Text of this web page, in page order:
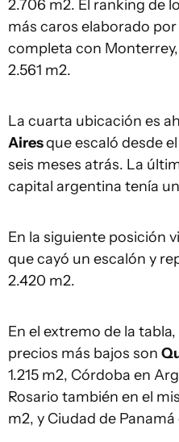
2.706 m2. El ranking de
más caros elaborado
completa con
2.561 m2.
La cuarta ubicación es
Airesque escaló desde
seis meses atrás. La
capital argentina tenía
En la siguiente posición
que cayó un escalón y
2.420 m2.
En el extremo de la
precios más bajos son
1.215 m2, Córdoba en
Rosario también en el
m2, y Ciudad de Panamá